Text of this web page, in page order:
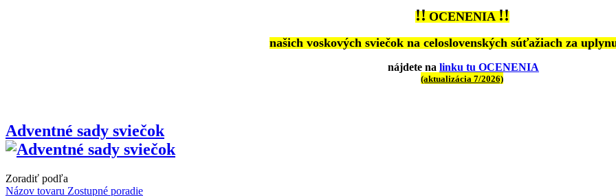
!! OCENENIA!!
našich voskových sviečok na celoslovenských súťažiach za
nájdete na linku tu OCENENIA
(aktualizácia 7/2026)
Adventné sady sviečok
Zoradiť podľa
Názov tovaru Zostupné poradie